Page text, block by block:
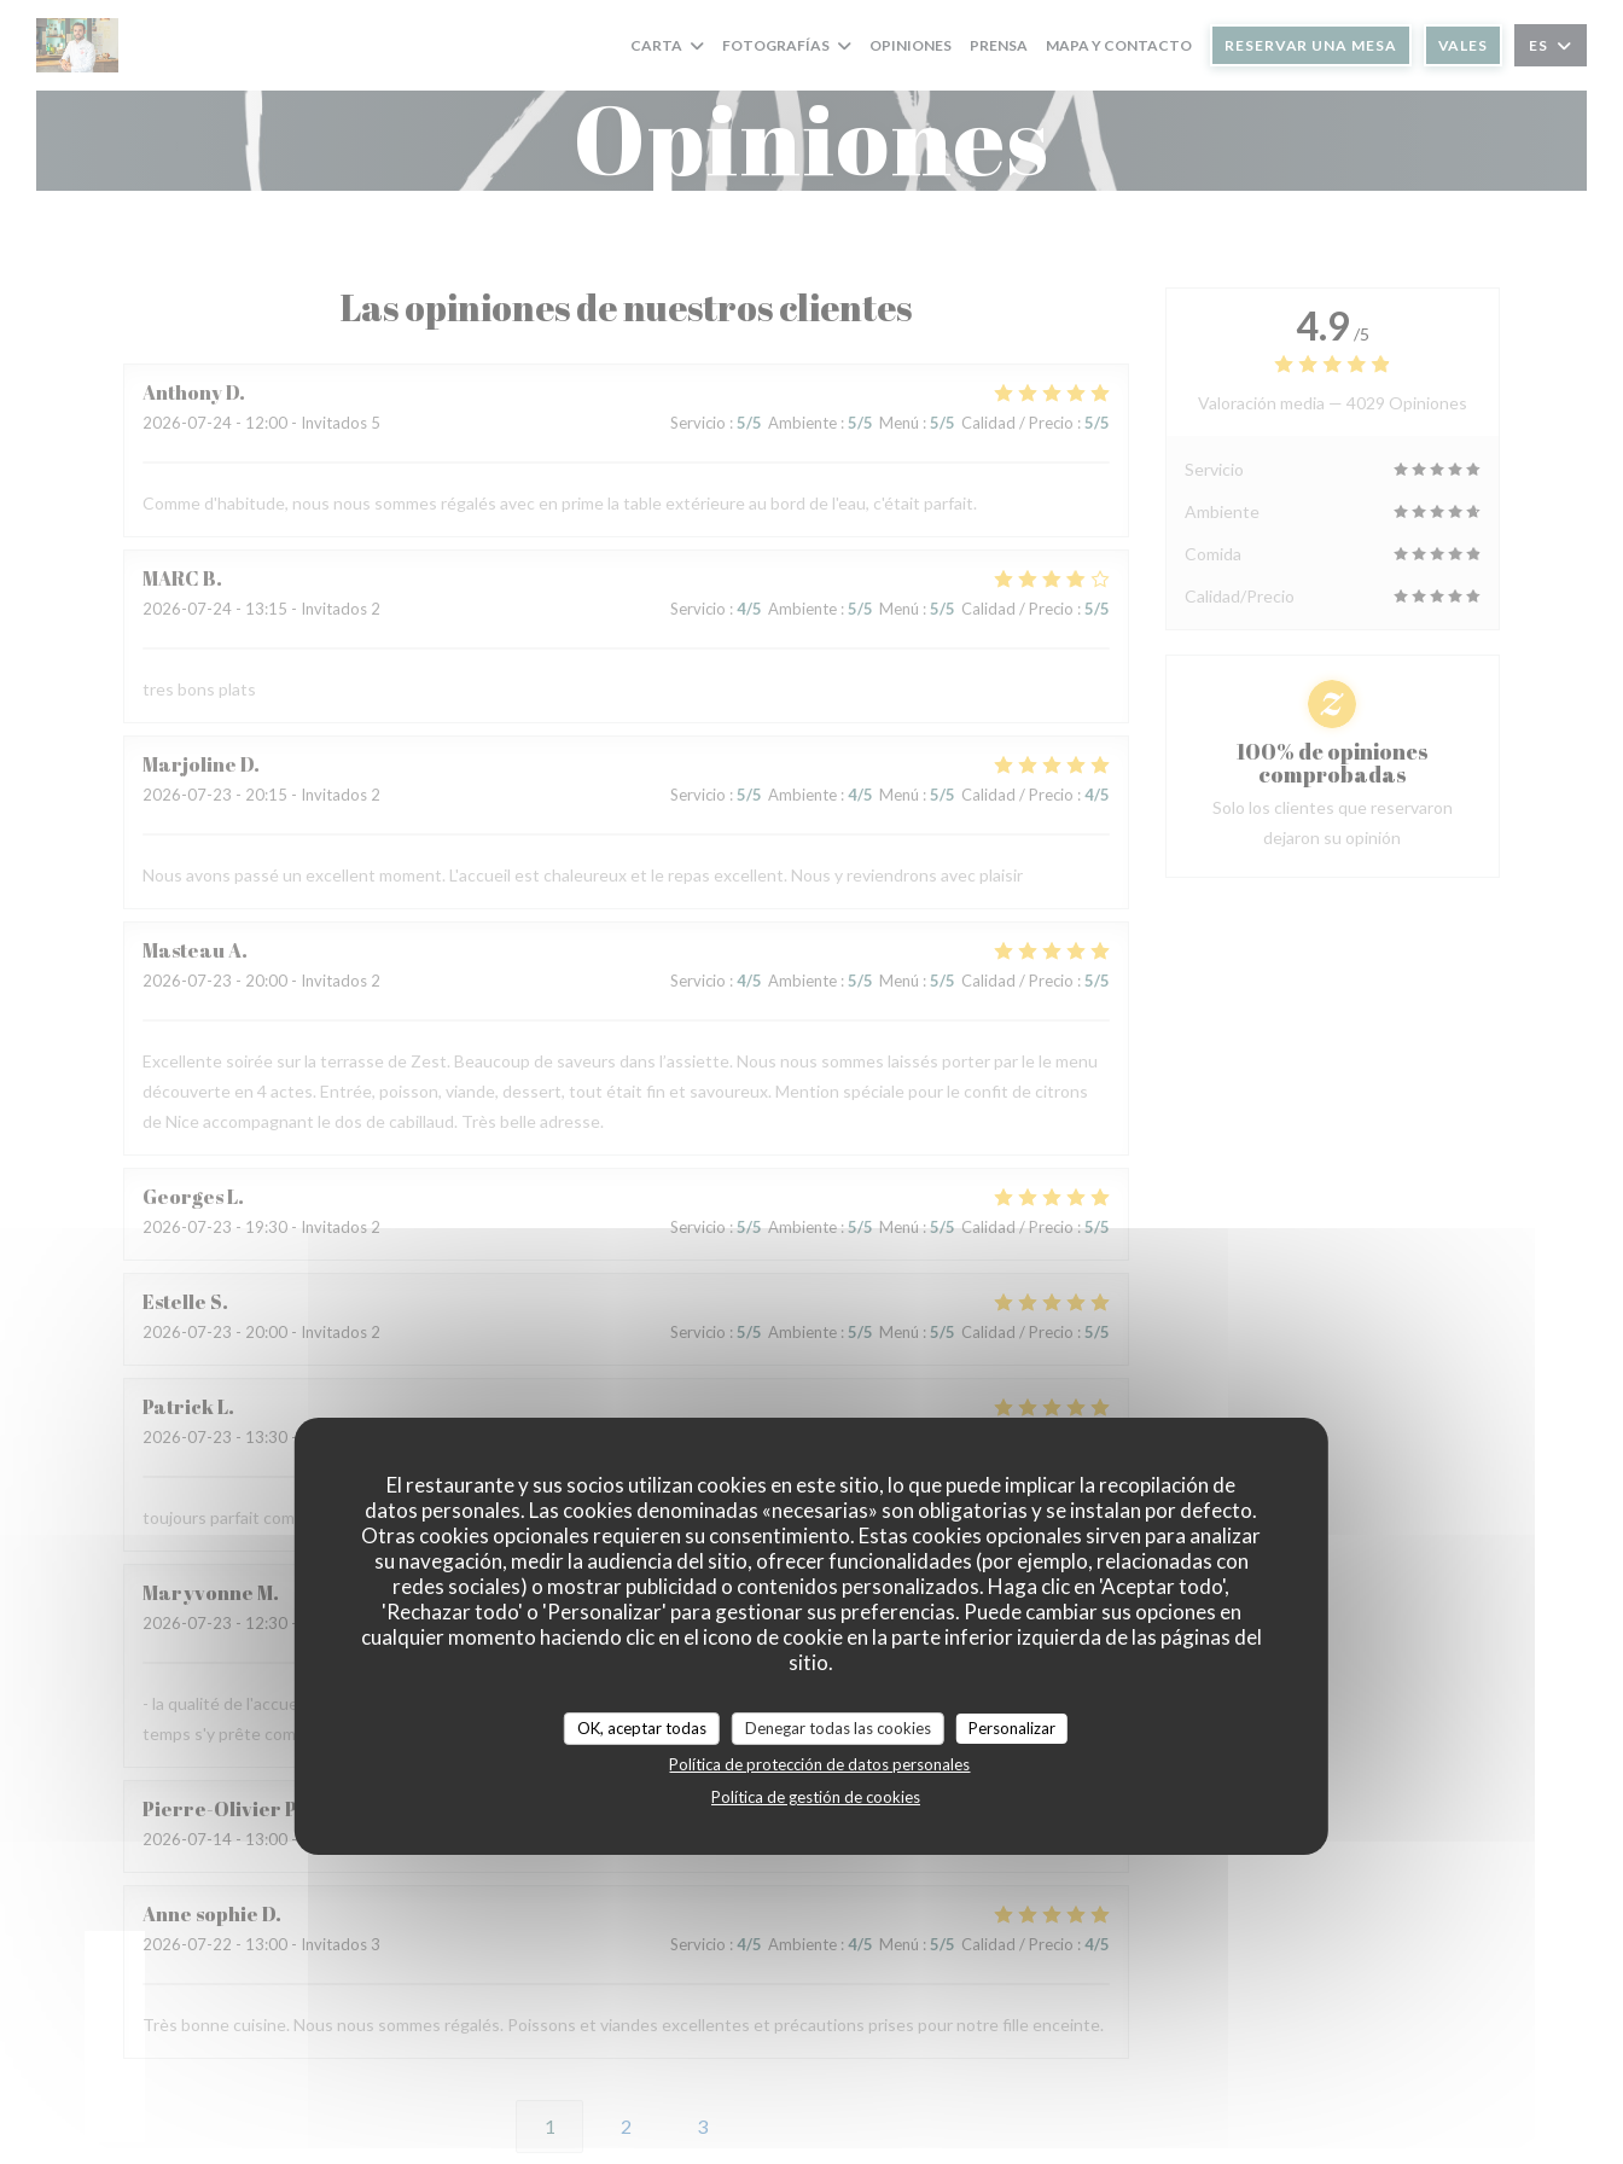
Personalización de sus opciones de cookies
El restaurante y sus socios utilizan cookies en este sitio, lo que puede implicar la recopilación de
datos personales. Las cookies denominadas «necesarias» son obligatorias y se instalan por defecto.
Otras cookies opcionales requieren su consentimiento. Estas cookies opcionales sirven para analizar
su navegación, medir la audiencia del sitio, ofrecer funcionalidades (por ejemplo, relacionadas con
redes sociales) o mostrar publicidad o contenidos personalizados. Haga clic en 'Aceptar todo',
'Rechazar todo' o 'Personalizar' para gestionar sus preferencias. Puede cambiar sus opciones en
cualquier momento haciendo clic en el icono de cookie en la parte inferior izquierda de las páginas del
sitio.
OK, aceptar todas Denegar todas las cookies
Personalizar
Política de protección de datos personales
Política de gestión de cookies
CARTA FOTOGRAFÍAS OPINIONES PRENSA MAPA Y CONTACTO RESERVAR UNA MESA VALES ES
Opiniones
Las opiniones de nuestros clientes
AnthonyD
2026-07-24 - 12:00 - Invitados 5 Servicio : 5/5 Ambiente: 5/5 Menú : 5/5 Calidad / Precio : 5/5
Comme d'habitude, nous nous sommes régalés avec en prime la table extérieure au bord de l'eau, c'était parfait.
MARCB
2026-07-24 - 13:15 - Invitados 2 Servicio : 4/5 Ambiente: 5/5 Menú : 5/5 Calidad / Precio : 5/5
tres bons plats
MarjolineD
2026-07-23 - 20:15 - Invitados 2 Servicio : 5/5 Ambiente: 4/5 Menú : 5/5 Calidad / Precio : 4/5
Nous avons passé un excellent moment. L'accueil est chaleureux et le repas excellent. Nous y reviendrons avec plaisir
MasteauA
2026-07-23 - 20:00 - Invitados 2 Servicio : 4/5 Ambiente: 5/5 Menú : 5/5 Calidad / Precio : 5/5
Excellente soirée sur la terrasse de Zest. Beaucoup de saveurs dans l’assiette. Nous nous sommes laissés porter par le le menu
découverte en 4 actes. Entrée, poisson, viande, dessert, tout était fin et savoureux. Mention spéciale pour le confit de citrons
de Nice accompagnant le dos de cabillaud. Très belle adresse.
GeorgesL
2026-07-23 - 19:30 - Invitados 2 Servicio:5/5 Ambiente:5/5 Menú : 5/5 Calidad / Precio:5/5
Estelle S
2026-07-23 - 20:00 - Invitados 2 Servicio : 5/5 Ambiente: 5/5 Menú : 5/5 Calidad / Precio : 5/5
PatrickL
2026-07-23 - 13:30 - Invitados 2
toujours parfait comme d'habitude
Maryvonne M
2026-07-23 - 12:30 - Invitados 2 Servicio:5/5 Ambiente :4 /5 Menú:5/5 Calidad / Precio:4 /5
- la qualité de l'accueil et de la cuisine sont à recommander. De plus, la terrasse près de la Vilaine est très agréable, lorsque le
temps s'y prête comme aujourd'hui.
Pierre-OlivierP
2026-07-14 - 13:00 - Invitados 2
Anne sophieD
2026-07-22 - 13:00 - Invitados 3 Servicio : 4/5 Ambiente: 4/5 Menú : 5/5 Calidad / Precio : 4/5
Très bonne cuisine. Nous nous sommes régalés. Poissons et viandes excellentes et précautions prises pour notre fille enceinte.
1 2 3
4.9 /5
Valoración media — 4029 Opiniones
Servicio
Ambiente
Comida
Calidad/Precio
100% de opiniones
comprobadas
Solo los clientes que reservaron
dejaron su opinión